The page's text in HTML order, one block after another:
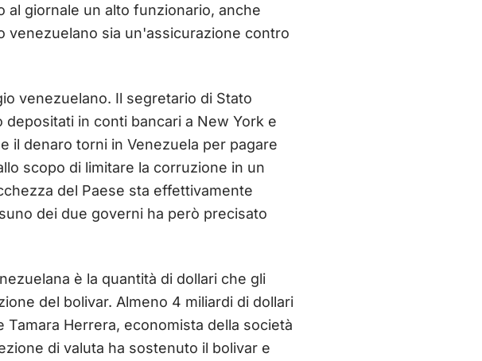
giornale un alto funzionario, anche
venezuelano sia un'assicurazione contro
venezuelano. Il segretario di Stato
in conti bancari a New York e
il denaro torni in Venezuela per pagare
scopo di limitare la corruzione in un
del Paese sta effettivamente
dei due governi ha però precisato
è la quantità di dollari che gli
del bolivar. Almeno 4 miliardi di dollari
Herrera, economista della società
di valuta ha sostenuto il bolivar e